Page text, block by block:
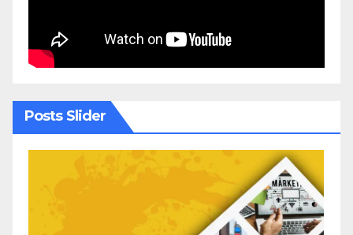
Posts Slider